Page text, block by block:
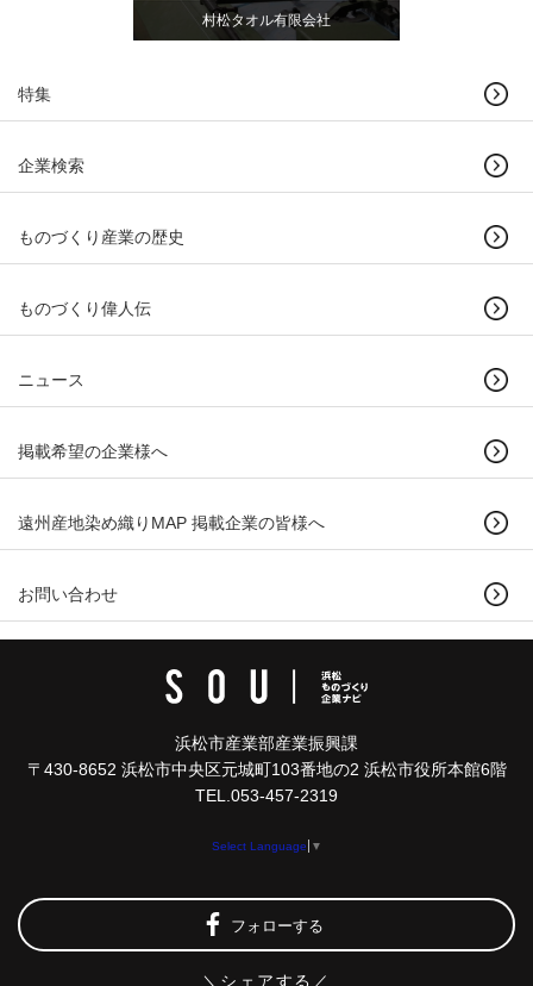
村松タオル有限会社
特集
企業検索
ものづくり産業の歴史
ものづくり偉人伝
ニュース
掲載希望の企業様へ
遠州産地染め織りMAP 掲載企業の皆様へ
お問い合わせ
浜松市産業部産業振興課
〒430-8652 浜松市中央区元城町103番地の2 浜松市役所本館6階
TEL.053-457-2319
Select Language ▼
＼シェアする／
フォローする